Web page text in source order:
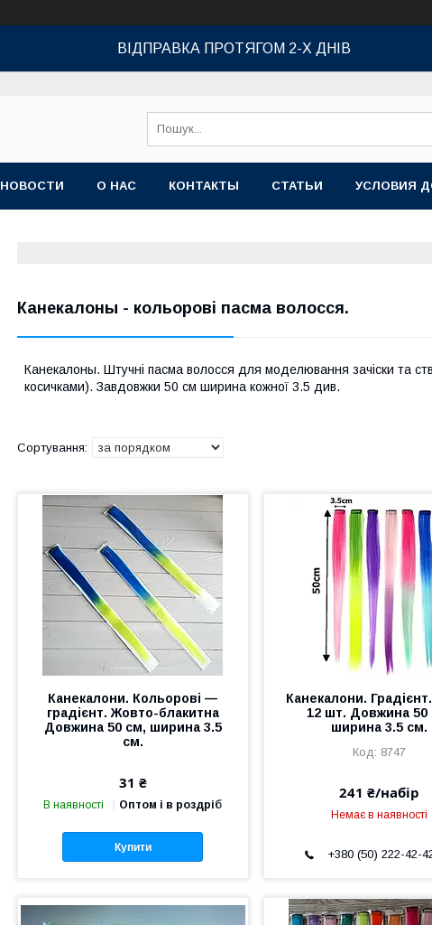
ВІДПРАВКА ПРОТЯГОМ 2-Х ДНІВ
НОВОСТИ О НАС КОНТАКТЫ СТАТЬИ УСЛОВИЯ
Канекалоны - кольорові пасма волосся.
Канекалоны. Штучні пасма волосся для моделювання зачіски та
косичками). Завдовжки 50 см ширина кожної 3.5 див.
Канекалони. Кольорові —
градієнт. Жовто-блакитна
Довжина 50 см, ширина 3.5
см.
31 ₴
В наявності Оптом і в роздріб
Купити
Канекалони.
12 шт. Довжина 50
ширина 3.5 см.
8747
241 ₴/набір
Немає в наявності
+380 (50) 222-42-